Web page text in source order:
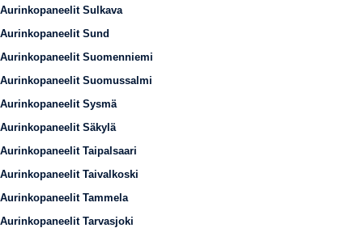
Aurinkopaneelit Sulkava
Aurinkopaneelit Sund
Aurinkopaneelit Suomenniemi
Aurinkopaneelit Suomussalmi
Aurinkopaneelit Sysmä
Aurinkopaneelit Säkylä
Aurinkopaneelit Taipalsaari
Aurinkopaneelit Taivalkoski
Aurinkopaneelit Tammela
Aurinkopaneelit Tarvasjoki